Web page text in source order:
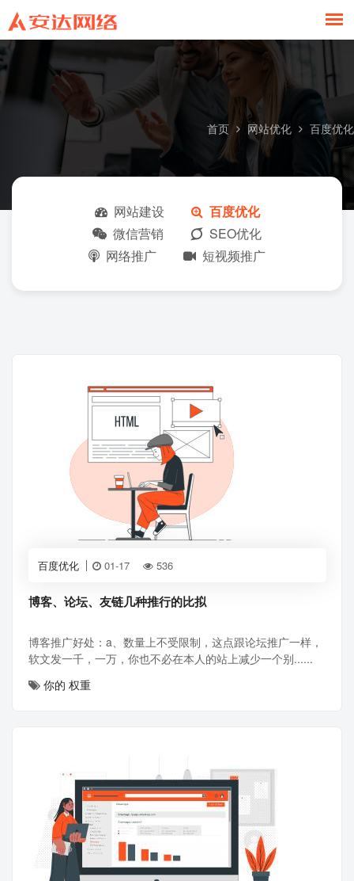
百度优化
首页 网站优化 百度优化
网站建设
百度优化
微信营销
SEO优化
网络推广
短视频推广
百度优化 01-17 536
博客、论坛、友链几种推行的比拟
博客推广好处：a、数量上不受限制，这点跟论坛推广一样，
软文发一千，一万，你也不必在本人的站上减少一个别......
你的 权重